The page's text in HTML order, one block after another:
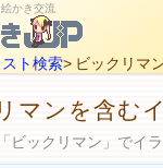
かき交流
ト検索> ビックリマ
マンを含む
ビックリマン」でイ